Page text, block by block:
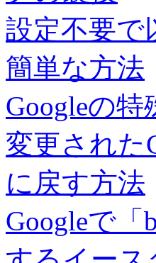
設定不要で
簡単な方法
Googleの
変更された
に戻す方法
Googleで